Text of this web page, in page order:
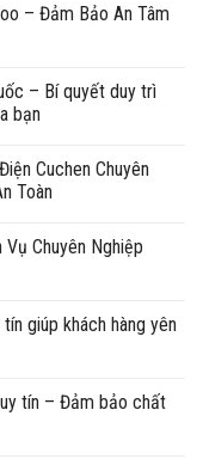
– Đảm Bảo An Tâm
– Bí quyết duy trì
bạn
Cuchen Chuyên
Toàn
Chuyên Nghiệp
giúp khách hàng yên
tín – Đảm bảo chất